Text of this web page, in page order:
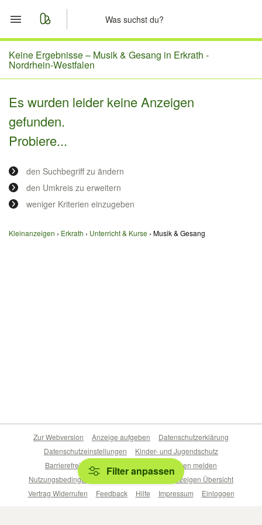
Start
Merkliste
Nachrichten
Anzeige aufgeben
Keine Ergebnisse – Musik & Gesang in Erkrath -
Nordrhein-Westfalen
Es wurden leider keine Anzeigen
gefunden.
Probiere...
den Suchbegriff zu ändern
den Umkreis zu erweitern
weniger Kriterien einzugeben
Kleinanzeigen Erkrath Unterricht & Kurse Musik & Gesang
Filter anpassen
Zur Webversion Anzeige aufgeben
Datenschutzerklärung
Datenschutzeinstellungen
Kinder- und Jugendschutz
Barrierefreiheitserklärung
Sicherheitslücken melden
Nutzungsbedingungen
Beliebte Suchen
Anzeigen Übersicht
Vertrag Widerrufen
Feedback Hilfe Impressum Einloggen